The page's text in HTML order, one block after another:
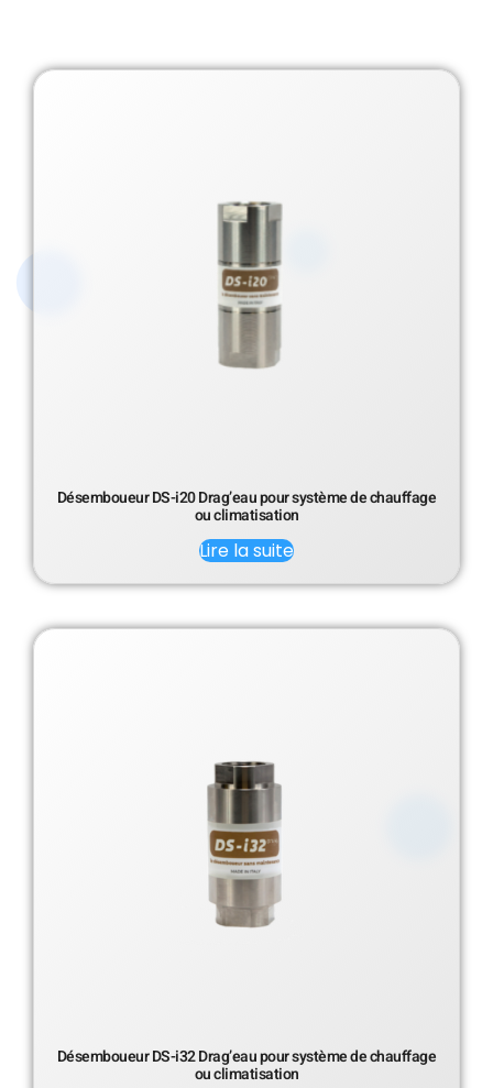
Désemboueur DS-i20 Drag’eau pour système de chauffage
ou climatisation
Lire la suite
Désemboueur DS-i32 Drag’eau pour système de chauffage
ou climatisation